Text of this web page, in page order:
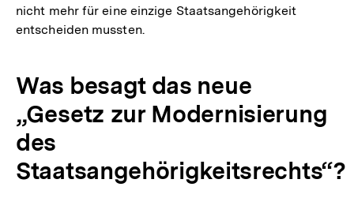
nicht mehr für eine einzige Staatsangehörigkeit
entscheiden mussten.
Was besagt das neue
„Gesetz zur Modernisierung
des
Staatsangehörigkeitsrechts“?